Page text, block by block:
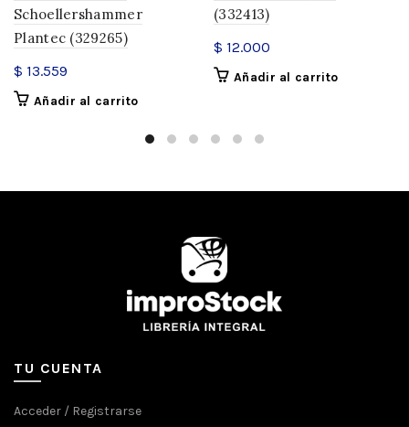
Schoellershammer
Plantec (329265)
$ 13.559
Añadir al carrito
(332413)
$ 12.000
Añadir al carrito
TU CUENTA
Acceder / Registrarse